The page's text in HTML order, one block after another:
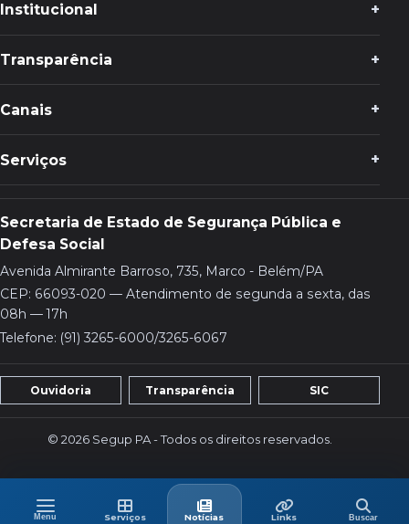
MenuMenu Serviços Notícias Links BuscarBuscar
Institucional
Transparência
Canais
Serviços
Secretaria de Estado de Segurança Pública e
Defesa Social
Avenida Almirante Barroso, 735, Marco - Belém/PA
CEP: 66093-020 — Atendimento de segunda a sexta, das
08h — 17h
Telefone: (91) 3265-6000/3265-6067
Ouvidoria Transparência SIC
© 2026 Segup PA - Todos os direitos reservados.